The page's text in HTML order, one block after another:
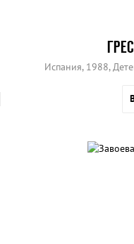
Испания, 1988,